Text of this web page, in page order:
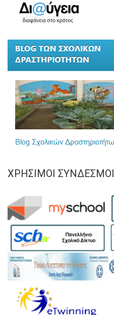
ΧΡΉΣΙΜΟΙ ΣΎΝΔΕΣΜΟΙ